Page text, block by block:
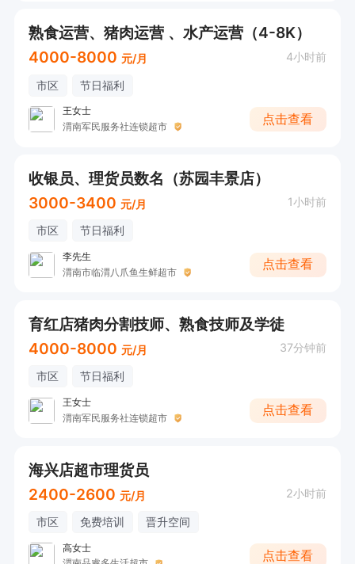
熟食运营、猪肉运营 ​、水产运营（4-8K）
4000-8000 元/月 4小时前
市区 节日福利
王女士
渭南军民服务社连锁超市
点击查看
收银员、理货员数名（苏园丰景店）
3000-3400 元/月 1小时前
市区 节日福利
李先生
渭南市临渭八爪鱼生鲜超市
点击查看
育红店猪肉分割技师、熟食技师及学徒
4000-8000 元/月 37分钟前
市区 节日福利
王女士
渭南军民服务社连锁超市
点击查看
海兴店超市理货员
2400-2600 元/月 2小时前
市区 免费培训 晋升空间
高女士
点击查看